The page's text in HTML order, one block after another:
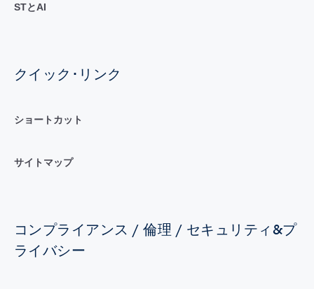
STとAI
クイック･リンク
ショートカット
サイトマップ
コンプライアンス / 倫理 / セキュリティ&プ
ライバシー